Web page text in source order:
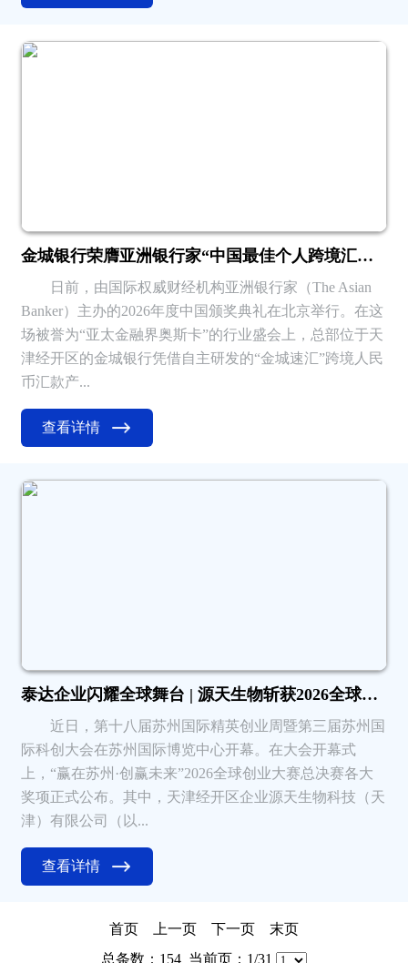
金城银行荣膺亚洲银行家“中国最佳个人跨境汇款服务”大奖
日前，由国际权威财经机构亚洲银行家（The Asian
Banker）主办的2026年度中国颁奖典礼在北京举行。在这
场被誉为“亚太金融界奥斯卡”的行业盛会上，总部位于天
津经开区的金城银行凭借自主研发的“金城速汇”跨境人民
币汇款产...
查看详情
泰达企业闪耀全球舞台 | 源天生物斩获2026全球创业大赛一等奖
近日，第十八届苏州国际精英创业周暨第三届苏州国
际科创大会在苏州国际博览中心开幕。在大会开幕式
上，“赢在苏州·创赢未来”2026全球创业大赛总决赛各大
奖项正式公布。其中，天津经开区企业源天生物科技（天
津）有限公司（以...
查看详情
首页 上一页 下一页
末页
总条数：154 当前页：1/31